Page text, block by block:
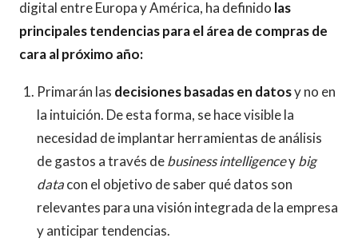
digital entre Europa y América, ha definido las
principales tendencias para el área de compras de
cara al próximo año:
Primarán las decisiones basadas en datosy no en
la intuición. De esta forma, se hace visible la
necesidad de implantar herramientas de análisis
de gastos a través debusiness intelligenceybig
datacon el objetivo de saber qué datos son
relevantes para una visión integrada de la empresa
y anticipar tendencias.